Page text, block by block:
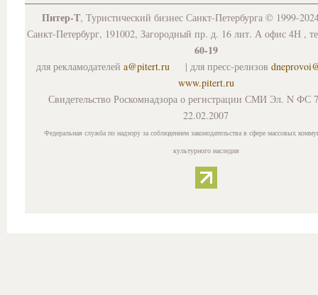
Питер-Т, Туристический бизнес Санкт-Петербурга © 1999-
Санкт-Петербург, 191002, Загородный пр. д. 16 лит. А офис 4Н ,
60-19
для рекламодателей a@pitert.ru | для пресс-релизов
www.pitert.ru
Свидетельство Роскомнадзора о регистрации СМИ Эл. N ФС
22.02.2007
Федеральная служба по надзору за соблюдением законодательства в сфере массовых
культурного наследия